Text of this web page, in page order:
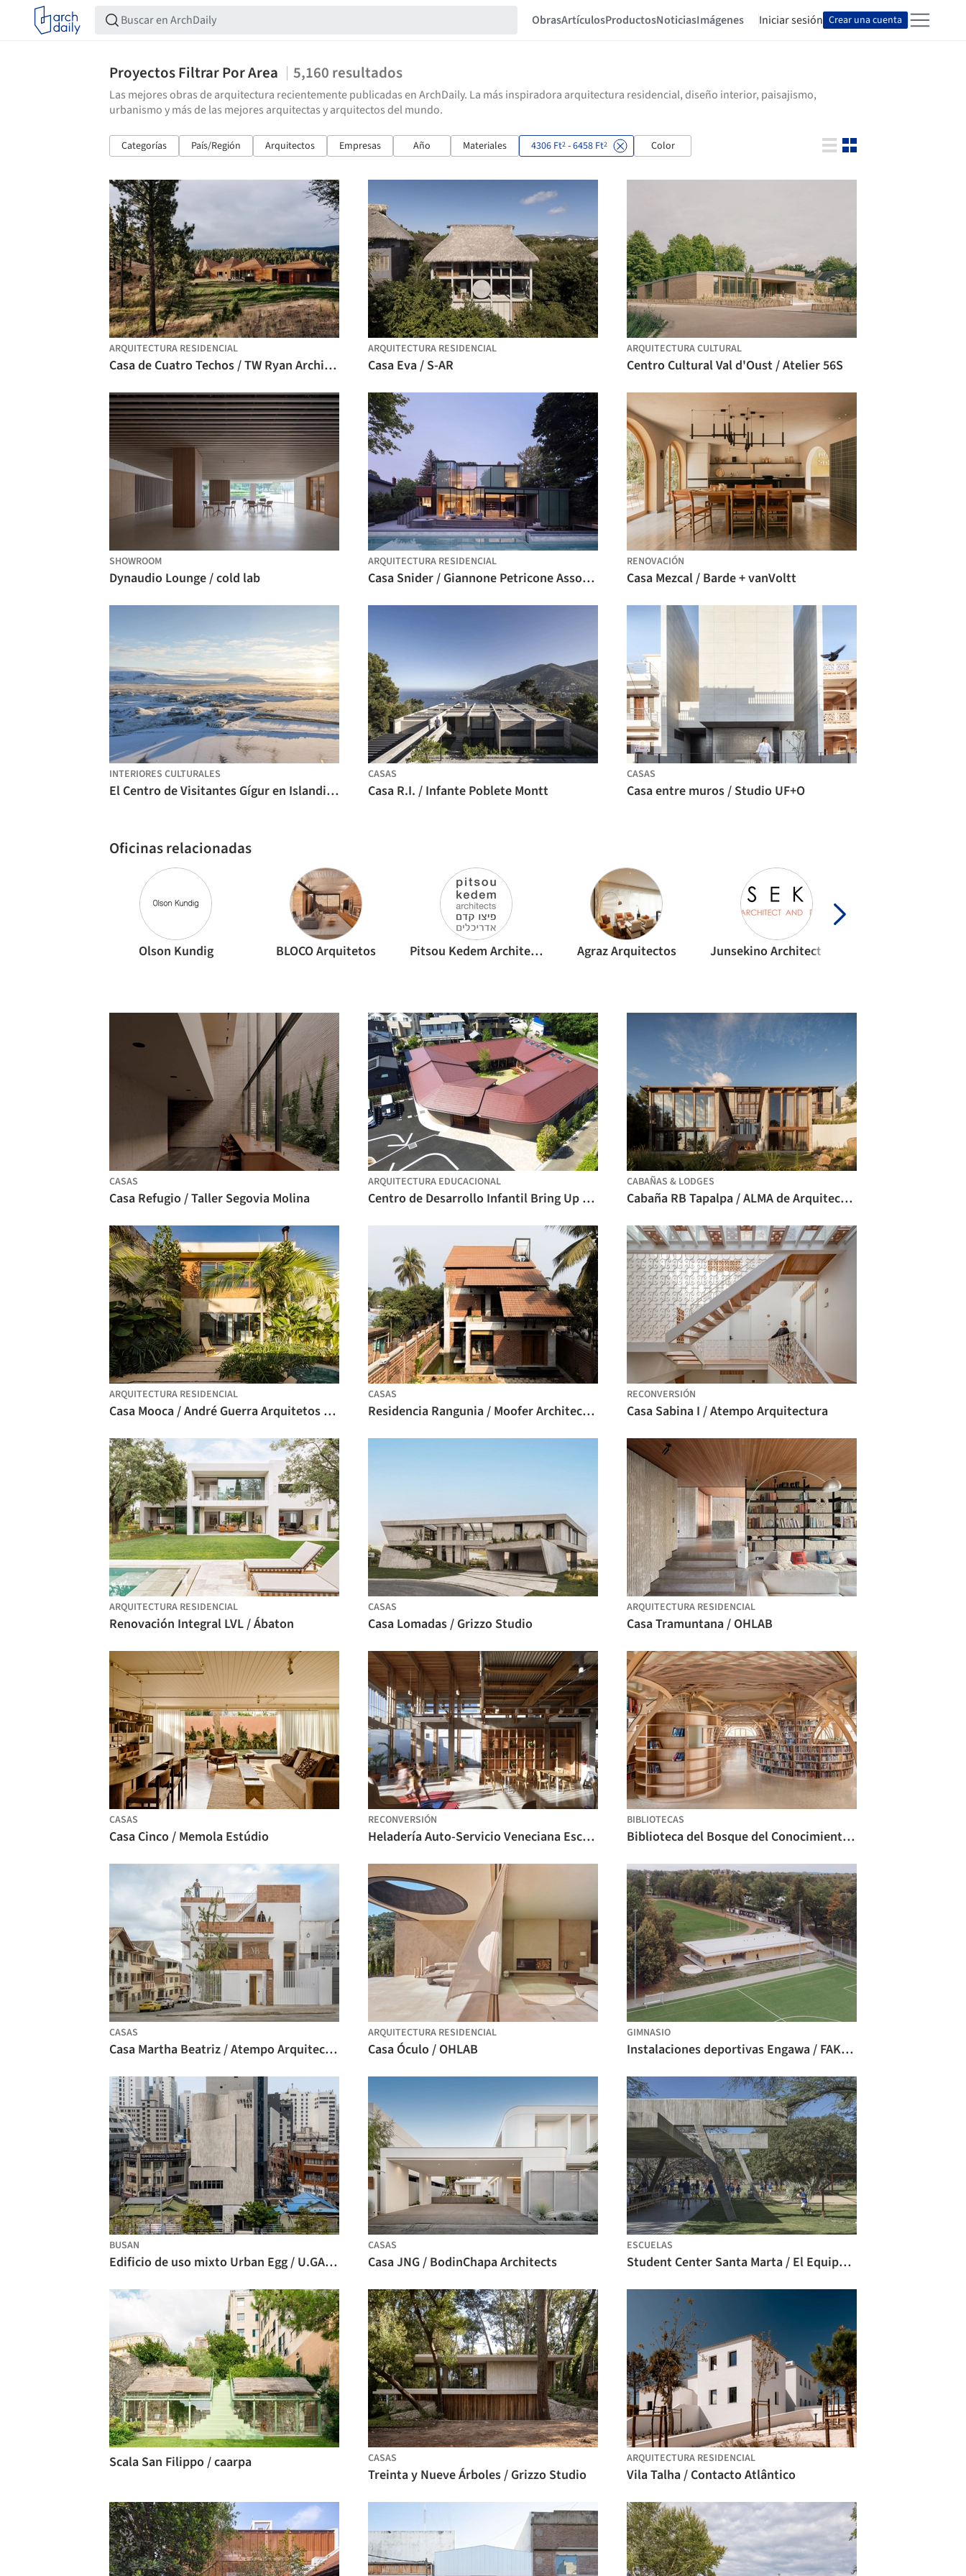
ObrasArtículosProductosNoticiasImágenes Iniciar sesión Crear una cuenta
Proyectos Filtrar Por Area 5,160 resultados
Las mejores obras de arquitectura recientemente publicadas en ArchDaily. La más inspiradora arquitectura residencial, diseño interior, paisajismo,
urbanismo y más de las mejores arquitectas y arquitectos del mundo.
Categorías País/Región Arquitectos Empresas Año Materiales 4306 Ft2 - 6458 Ft2 Color
ARQUITECTURA RESIDENCIAL
Casa de Cuatro Techos / TW Ryan Architecture
ARQUITECTURA RESIDENCIAL
Casa Eva / S-AR
ARQUITECTURA CULTURAL
Centro Cultural Val d'Oust / Atelier 56S
SHOWROOM
Dynaudio Lounge / cold lab
ARQUITECTURA RESIDENCIAL
Casa Snider / Giannone Petricone Associates Inc. Architects
RENOVACIÓN
Casa Mezcal / Barde + vanVoltt
INTERIORES CULTURALES
El Centro de Visitantes Gígur en Islandia / SP(R)INT STUDIO + Nissen Richards Studio
CASAS
Casa R.I. / Infante Poblete Montt
CASAS
Casa entre muros / Studio UF+O
Oficinas relacionadas
Olson Kundig BLOCO Arquitetos Pitsou Kedem Architects Agraz Arquitectos
CASAS
Casa Refugio / Taller Segovia Molina
ARQUITECTURA EDUCACIONAL
Centro de Desarrollo Infantil Bring Up Midori / OOOarchitecture
CABAÑAS & LODGES
Cabaña RB Tapalpa / ALMA de Arquitectos
ARQUITECTURA RESIDENCIAL
Casa Mooca / André Guerra Arquitetos + Douglas Vicentini
CASAS
Residencia Rangunia / Moofer Architecture
RECONVERSIÓN
Casa Sabina I / Atempo Arquitectura
ARQUITECTURA RESIDENCIAL
Renovación Integral LVL / Ábaton
CASAS
Casa Lomadas / Grizzo Studio
ARQUITECTURA RESIDENCIAL
Casa Tramuntana / OHLAB
CASAS
Casa Cinco / Memola Estúdio
RECONVERSIÓN
Heladería Auto-Servicio Veneciana Escalada / DRM Arquitectura
BIBLIOTECAS
Biblioteca del Bosque del Conocimiento / studio hinge
CASAS
Casa Martha Beatriz / Atempo Arquitectura
ARQUITECTURA RESIDENCIAL
Casa Óculo / OHLAB
GIMNASIO
Instalaciones deportivas Engawa / FAKT – Office for Architecture
BUSAN
Edificio de uso mixto Urban Egg / U.GA Architects
CASAS
Casa JNG / BodinChapa Architects
ESCUELAS
Student Center Santa Marta / El Equipo Mazzanti
Scala San Filippo / caarpa CASAS
Treinta y Nueve Árboles / Grizzo Studio
ARQUITECTURA RESIDENCIAL
Vila Talha / Contacto Atlântico